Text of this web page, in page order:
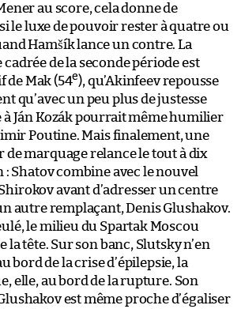
au score, cela donne de
le luxe de pouvoir rester à quatre ou
Hamšík lance un contre. La
de la seconde période est
de Mak (54e), qu’Akinfeev repousse
qu’avec un peu plus de justesse
à Ján Kozák pourrait même humilier
Poutine. Mais finalement, une
marquage relance le tout à dix
: Shatov combine avec le nouvel
avant d’adresser un centre
autre remplaçant, Denis Glushakov.
le milieu du Spartak Moscou
la tête. Sur son banc, Slutsky n’en
bord de la crise d’épilepsie, la
elle, au bord de la rupture. Son
est même proche d’égaliser